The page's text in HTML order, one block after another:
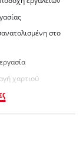
στο
χαρτιού